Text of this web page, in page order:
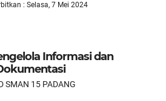
: Selasa, 7 Mei 2024
Informasi dan
SMAN 15 PADANG